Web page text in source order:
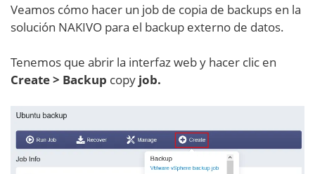
Veamos cómo hacer un job de copia de backups en la
solución NAKIVO para el backup externo de datos.
Tenemos que abrir la interfaz web y hacer clic en
Create > Backup copy job.